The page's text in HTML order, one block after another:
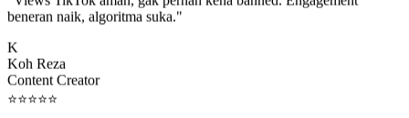
Koh Reza
Content Creator
⭐⭐⭐⭐⭐